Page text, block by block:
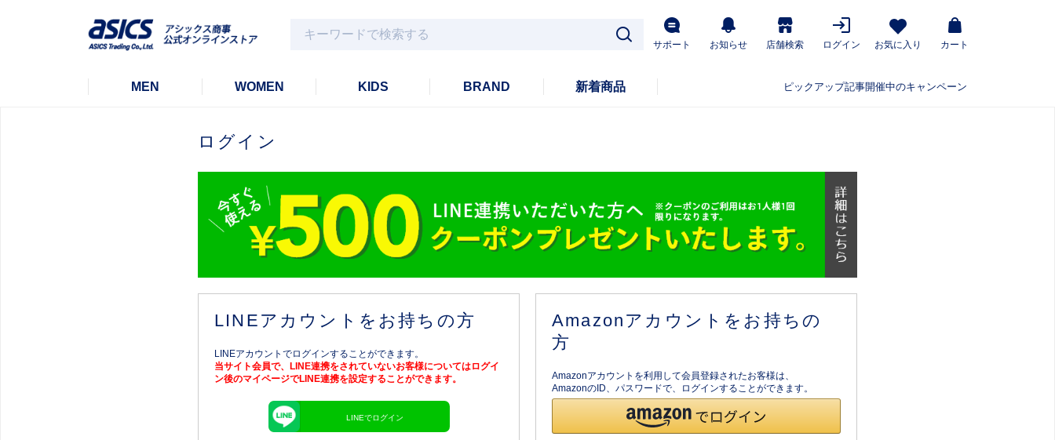
サポート お知らせ 店舗検索 ログイン お気に入り カート
MEN WOMEN KIDS BRAND 新着商品 ピックアップ記事開催中のキャンペーン
ログイン
LINEアカウントをお持ちの方
LINEアカウントでログインすることができます。
当サイト会員で、LINE連携をされていないお客様についてはログイ
ン後のマイページでLINE連携を設定することができます。
LINEでログイン
Amazonアカウントをお持ちの
方
Amazonアカウントを利用して会員登録されたお客様は、
AmazonのID、パスワードで、ログインすることができます。